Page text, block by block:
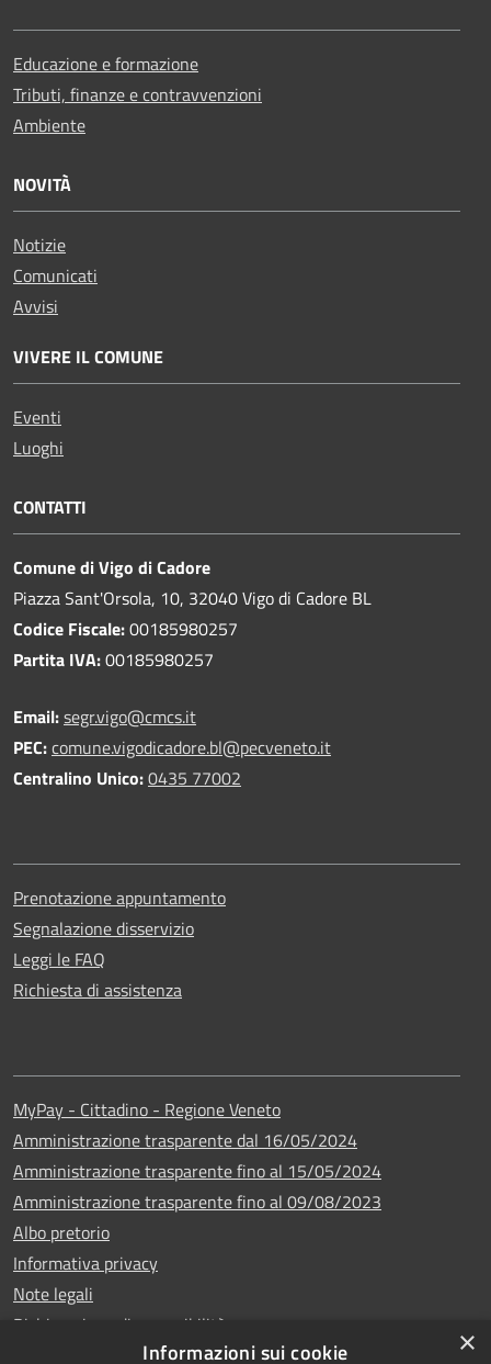
Educazione e formazione
Tributi, finanze e contravvenzioni
Ambiente
NOVITÀ
Notizie
Comunicati
Avvisi
VIVERE IL COMUNE
Eventi
Luoghi
CONTATTI
Comune di Vigo di Cadore
Piazza Sant'Orsola, 10, 32040 Vigo di Cadore BL
Codice Fiscale:00185980257
Partita IVA:00185980257
Email:segr.vigo@cmcs.it
PEC:comune.vigodicadore.bl@pecveneto.it
Centralino Unico:0435 77002
Prenotazione appuntamento
Segnalazione disservizio
Leggi le FAQ
Richiesta di assistenza
MyPay - Cittadino - Regione Veneto
Amministrazione trasparente dal 16/05/2024
Amministrazione trasparente fino al 15/05/2024
Amministrazione trasparente fino al 09/08/2023
Albo pretorio
Informativa privacy
Note legali
Dichiarazione di accessibilità
×
Informazioni sui cookie